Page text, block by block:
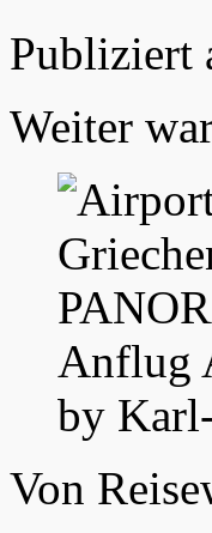
Publiziert
Weiter
Anflug
by
Von